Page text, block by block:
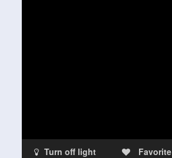
Turn off light Favorite